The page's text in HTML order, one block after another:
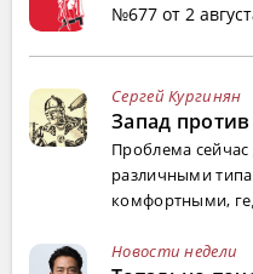
№677 от 2
Сергей Кургинян
Запад против
Проблема
различными
комфортными,
Новости недели